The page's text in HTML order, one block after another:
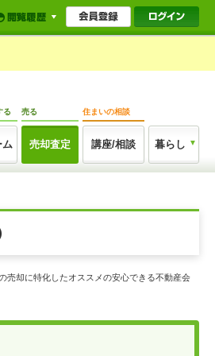
る
ム
売る
売却査定
住まいの相談
講座/相談 暮らし
売却に特化したオススメの安心できる不動産会